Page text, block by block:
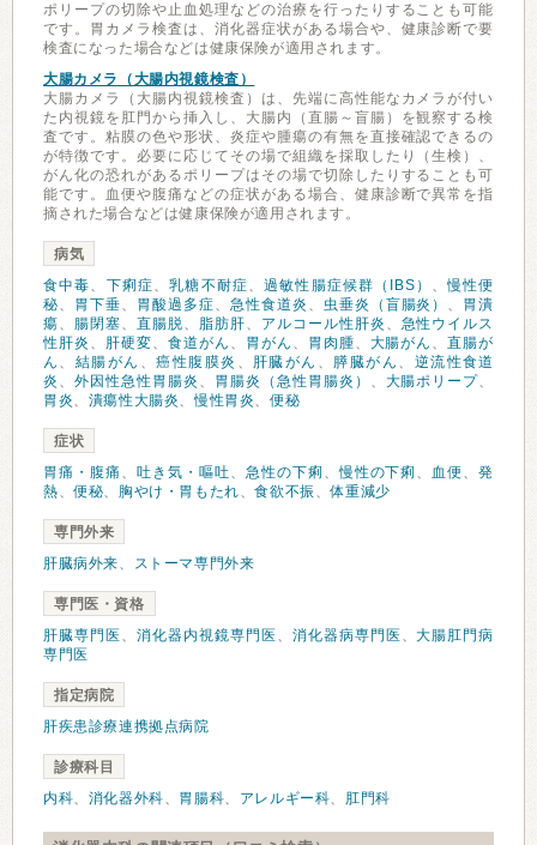
ポリープの切除や止血処理などの治療を行ったりすることも可能
です。胃カメラ検査は、消化器症状がある場合や、健康診断で要
検査になった場合などは健康保険が適用されます。
大腸カメラ（大腸内視鏡検査）
大腸カメラ（大腸内視鏡検査）は、先端に高性能なカメラが付い
た内視鏡を肛門から挿入し、大腸内（直腸～盲腸）を観察する検
査です。粘膜の色や形状、炎症や腫瘍の有無を直接確認できるの
が特徴です。必要に応じてその場で組織を採取したり（生検）、
がん化の恐れがあるポリープはその場で切除したりすることも可
能です。血便や腹痛などの症状がある場合、健康診断で異常を指
摘された場合などは健康保険が適用されます。
病気
食中毒、 下痢症、乳糖不耐症、過敏性腸症候群（IBS） 、慢性便
秘、 胃下垂、 胃酸過多症、 急性食道炎 、 虫垂炎（盲腸炎） 、 胃潰
瘍、 腸閉塞、 直腸脱、 脂肪肝、 アルコール性肝炎 、 急性ウイルス
性肝炎 、 肝硬変、 食道がん 、 胃がん 、 胃肉腫、 大腸がん 、直腸が
ん 、 結腸がん 、癌性腹膜炎 、 肝臓がん 、 膵臓がん 、 逆流性食道
炎 、 外因性急性胃腸炎 、 胃腸炎（急性胃腸炎） 、 大腸ポリープ、
胃炎、 潰瘍性大腸炎、慢性胃炎、便秘
症状
胃痛・腹痛 、 吐き気・嘔吐、 急性の下痢 、慢性の下痢 、 血便、発
熱、便秘、 胸やけ・胃もたれ、食欲不振 、体重減少
専門外来
肝臓病外来、 ストーマ専門外来
専門医・資格
肝臓専門医 、 消化器内視鏡専門医 、 消化器病専門医 、大腸肛門病
専門医
指定病院
肝疾患診療連携拠点病院
診療科目
内科、 消化器外科、 胃腸科、 アレルギー科、 肛門科